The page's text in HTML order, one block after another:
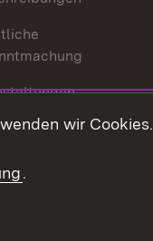
wir Cookies.
.